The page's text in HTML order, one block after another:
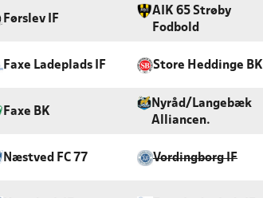
Førslev IF
AIK 65 Strøby
Fodbold
Faxe Ladeplads IF Store Heddinge BK
Faxe BK
Nyråd/Langebæk
Alliancen.
Næstved FC 77 Vordingborg IF